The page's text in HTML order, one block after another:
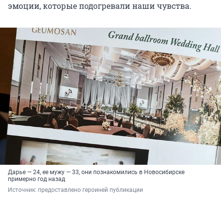
эмоции, которые подогревали наши чувства.
Дарье — 24, ее мужу — 33, они познакомились в Новосибирске
примерно год назад
Источник: предоставлено героиней публикации